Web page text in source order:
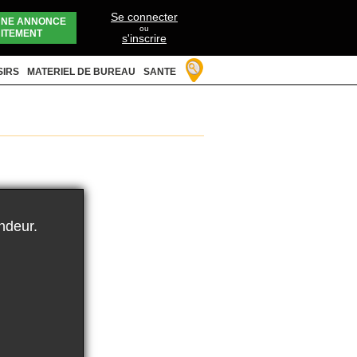
ANNONCE
Se connecter
ou
s'inscrire
MATERIEL DE BUREAU SANTE